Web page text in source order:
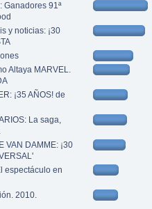
Ganadores 91ª
y noticias: ¡30
Altaya MARVEL.
¡35 AÑOS! de
La saga,
VAN DAMME: ¡30
espectáculo en
2010.